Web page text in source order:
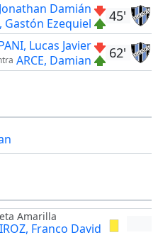
45'
Damián
Gastón Ezequiel
62'
Lucas Javier
ARCE, Damian
Amarilla
Franco David